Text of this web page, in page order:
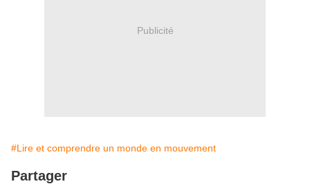
Publicité
#Lire et comprendre un monde en mouvement
Partager